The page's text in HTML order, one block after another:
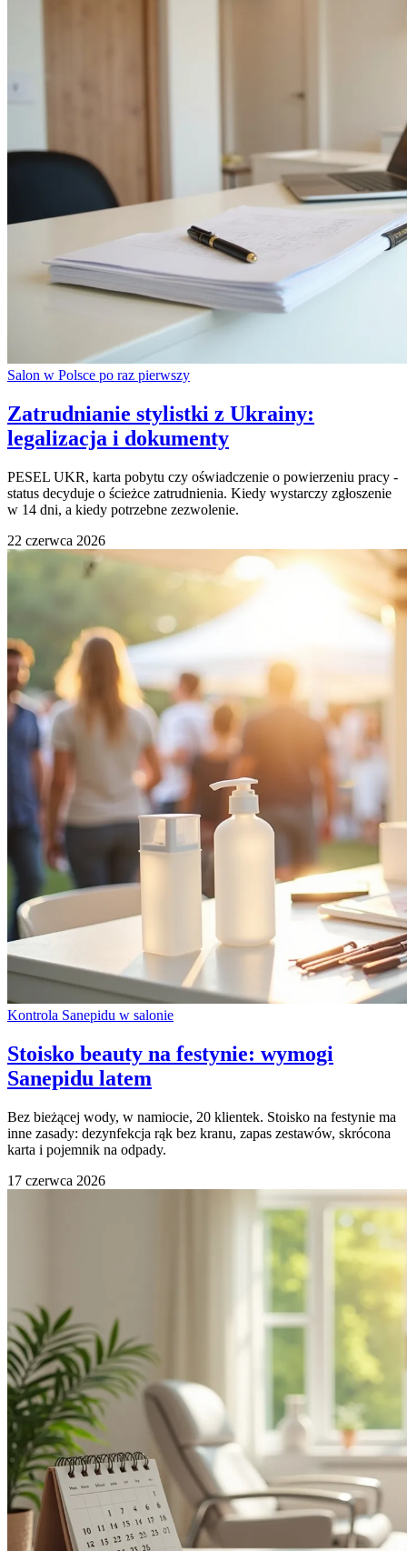
Salon w Polsce po raz pierwszy
Zatrudnianie stylistki z Ukrainy:
legalizacja i dokumenty
PESEL UKR, karta pobytu czy oświadczenie o powierzeniu pracy -
status decyduje o ścieżce zatrudnienia. Kiedy wystarczy zgłoszenie
w 14 dni, a kiedy potrzebne zezwolenie.
22 czerwca 2026
Kontrola Sanepidu w salonie
Stoisko beauty na festynie: wymogi
Sanepidu latem
Bez bieżącej wody, w namiocie, 20 klientek. Stoisko na festynie ma
inne zasady: dezynfekcja rąk bez kranu, zapas zestawów, skrócona
karta i pojemnik na odpady.
17 czerwca 2026